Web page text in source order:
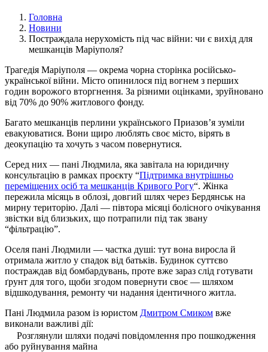
Головна
Новини
Постраждала нерухомість під час війни: чи є вихід для
мешканців Маріуполя?
Трагедія Маріуполя — окрема чорна сторінка російсько-
української війни. Місто опинилося під вогнем з перших
годин ворожого вторгнення. За різними оцінками, зруйновано
від 70% до 90% житлового фонду.
Багато мешканців перлини українського Приазов’я зуміли
евакуюватися. Вони щиро люблять своє місто, вірять в
деокупацію та хочуть з часом повернутися.
Серед них — пані Людмила, яка завітала на юридичну
консультацію в рамках проєкту “Підтримка внутрішньо
переміщених осіб та мешканців Кривого Рогу“. Жінка
пережила місяць в облозі, довгий шлях через Бердянськ на
мирну територію. Далі — півтора місяці болісного очікування
звістки від близьких, що потрапили під так звану
“фільтрацію”.
Оселя пані Людмили — частка душі: тут вона виросла й
отримала житло у спадок від батьків. Будинок суттєво
постраждав від бомбардувань, проте вже зараз слід готувати
ґрунт для того, щоби згодом повернути своє — шляхом
відшкодування, ремонту чи надання ідентичного житла.
Пані Людмила разом із юристом Дмитром Смиком вже
виконали важливі дії:
Розглянули шляхи подачі повідомлення про пошкодження
або руйнування майна